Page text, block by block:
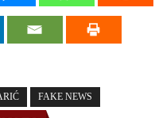
FAKE NEWS